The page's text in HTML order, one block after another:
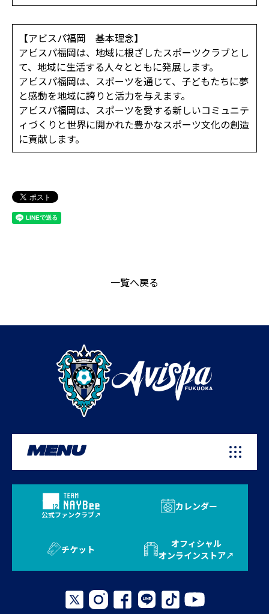
【アビスパ福岡 基本理念】
アビスパ福岡は、地域に根ざしたスポーツクラブとし
て、地域に生活する人々とともに発展します。
アビスパ福岡は、スポーツを通じて、子どもたちに夢
と感動を地域に誇りと活力を与えます。
アビスパ福岡は、スポーツを愛する新しいコミュニテ
ィづくりと世界に開かれた豊かなスポーツ文化の創造
に貢献します。
一覧へ戻る
MENU
公式ファンクラブ
カレンダー
チケット
オフィシャル
オンラインストア